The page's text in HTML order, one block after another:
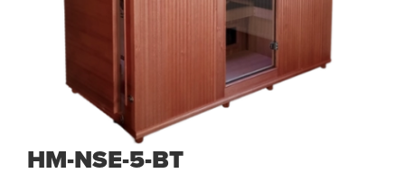
HM-NSE-5-BT